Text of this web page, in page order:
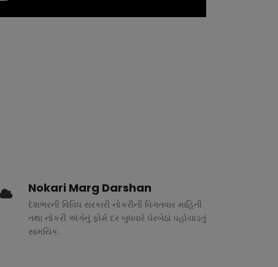
Nokari Marg Darshan
દેશભરની વિવિધ સરકારી નોકરીની વિગતવાર માહિતી
તથા નોકરી અંગેનું ફોર્મ દર બુધવારે ઘેરબેઠાં પહોચાડતું
સામયિક.